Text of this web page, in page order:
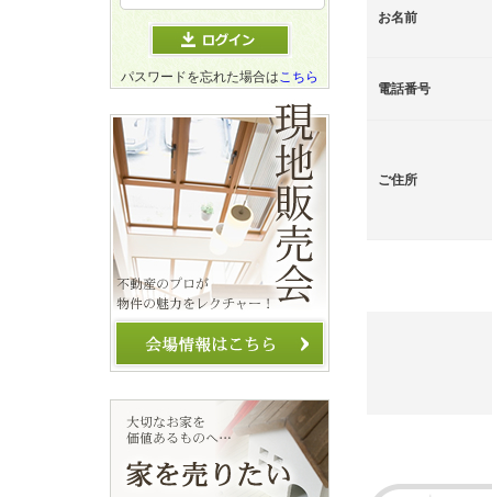
お名前
電話番号
ご住所
パスワードを忘れた場合はこちら